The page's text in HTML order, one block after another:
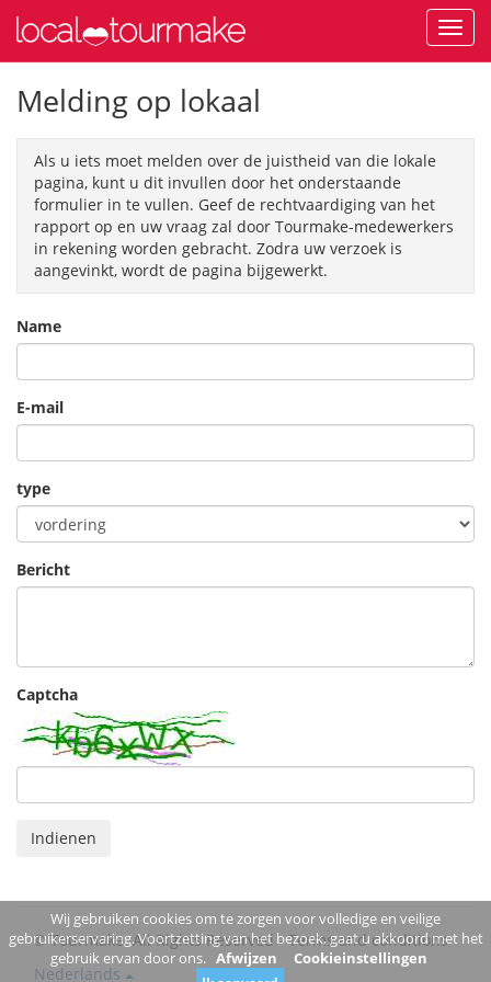
Melding op lokaal
Als u iets moet melden over de juistheid van die lokale
pagina, kunt u dit invullen door het onderstaande
formulier in te vullen. Geef de rechtvaardiging van het
rapport op en uw vraag zal door Tourmake-medewerkers
in rekening worden gebracht. Zodra uw verzoek is
aangevinkt, wordt de pagina bijgewerkt.
Name
E-mail
type
Bericht
Captcha
Indienen
© Tourmake. All Rights Reserved -Terms and conditions
Nederlands
Wij gebruiken cookies om te zorgen voor volledige en veilige
gebruikerservaring. Voortzetting van het bezoek, gaat u akkoord met het
gebruik ervan door ons. Afwijzen Cookieinstellingen